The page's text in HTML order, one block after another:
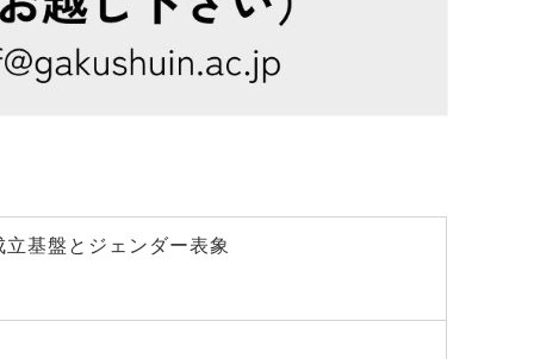
基盤とジェンダー表象